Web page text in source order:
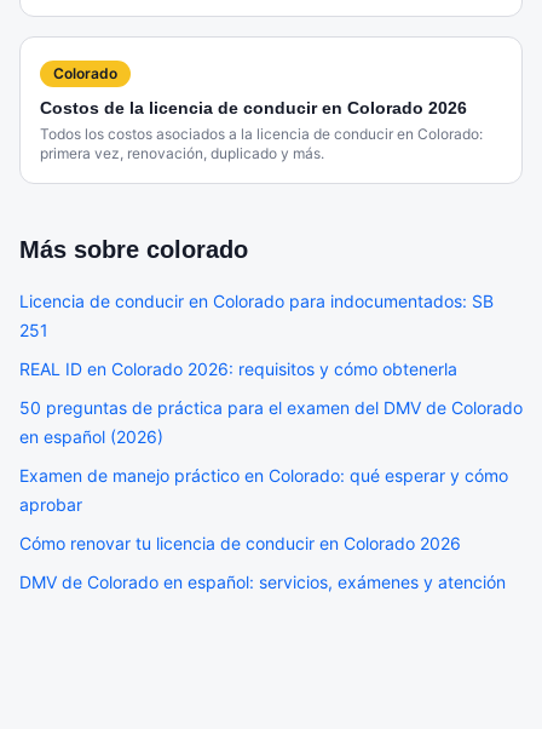
Colorado
Costos de la licencia de conducir en Colorado 2026
Todos los costos asociados a la licencia de conducir en Colorado:
primera vez, renovación, duplicado y más.
Más sobre colorado
Licencia de conducir en Colorado para indocumentados: SB
251
REAL ID en Colorado 2026: requisitos y cómo obtenerla
50 preguntas de práctica para el examen del DMV de Colorado
en español (2026)
Examen de manejo práctico en Colorado: qué esperar y cómo
aprobar
Cómo renovar tu licencia de conducir en Colorado 2026
DMV de Colorado en español: servicios, exámenes y atención